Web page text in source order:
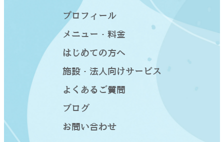
プロフィール
メニュー・料金
はじめての方へ
施設・法人向けサービス
よくあるご質問
ブログ
お問い合わせ